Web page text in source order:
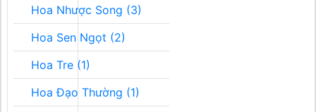
Hoa Nhược Song (3)
Hoa Sen Ngọt (2)
Hoa Tre (1)
Hoa Đạo Thường (1)